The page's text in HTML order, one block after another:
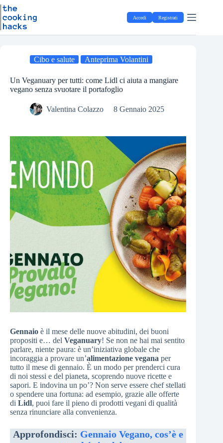
S
t
Salta
al
contenuto
Accedi Registrati
Cibo e salute Anteprima Volantini
Un Veganuary per tutti: come Lidl ci aiuta a mangiare
vegano senza svuotare il portafoglio
Valentina Colazzo 8 Gennaio 2025
Gennaio è il mese delle nuove abitudini, dei buoni
propositi e… del Veganuary! Se non ne hai mai sentito
parlare, niente paura: è un’iniziativa globale che
incoraggia a provare un’alimentazione vegana per
tutto il mese di gennaio. È un modo per prenderci cura
di noi stessi e del pianeta, scoprendo nuove ricette e
sapori. E indovina un po’? Non serve essere chef stellati
o spendere una fortuna: ad esempio, grazie alle offerte
di Lidl, puoi fare il pieno di prodotti vegani di qualità
senza rinunciare alla convenienza.
Approfondisci: Gennaio Vegano, cos’è e